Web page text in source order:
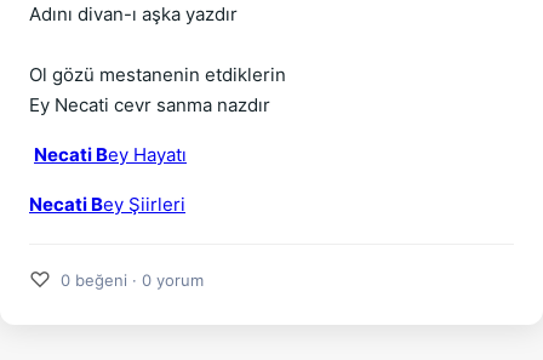
Adını divan-ı aşka yazdır
Ol gözü mestanenin etdiklerin
Ey Necati cevr sanma nazdır
Necati Bey Hayatı
Necati Bey Şiirleri
♡ 0 beğeni · 0 yorum